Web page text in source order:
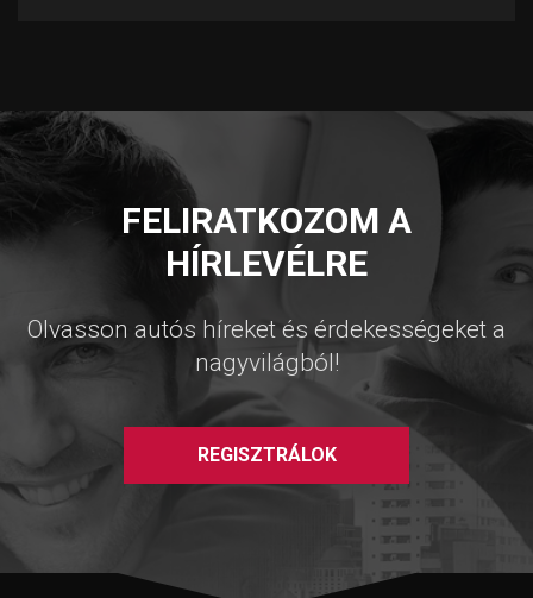
FELIRATKOZOM A
HÍRLEVÉLRE
Olvasson autós híreket és érdekességeket a
nagyvilágból!
REGISZTRÁLOK